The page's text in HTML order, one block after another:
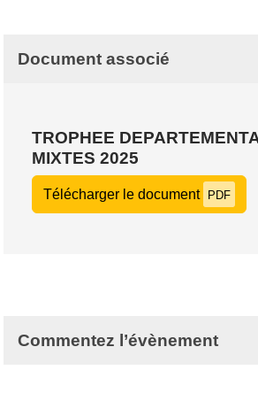
Document associé
TROPHEE
MIXTES 2025
Télécharger le document PDF
Commentez l’évènement